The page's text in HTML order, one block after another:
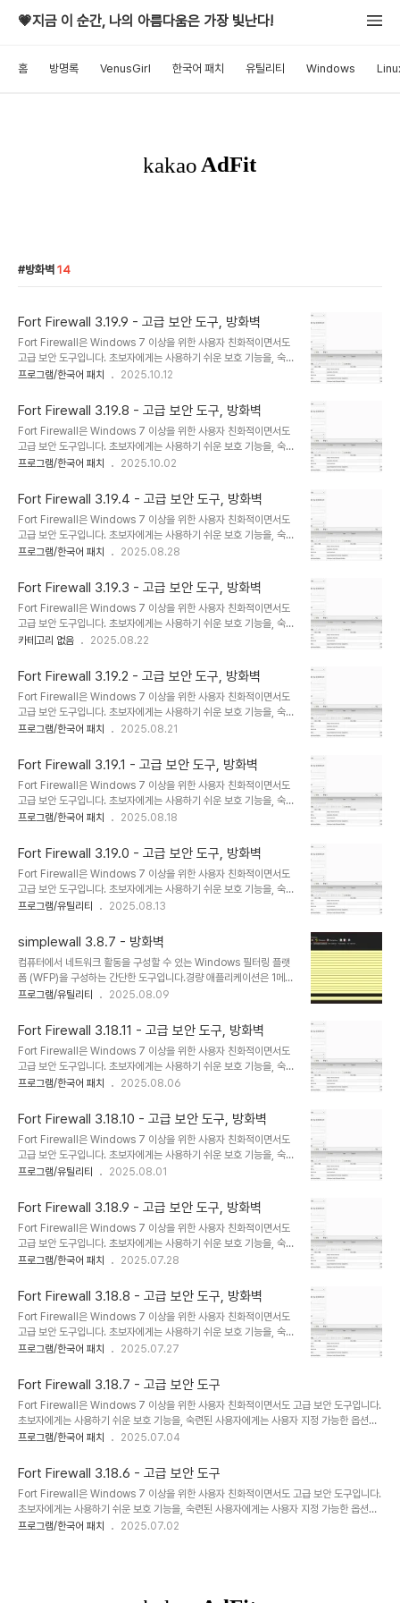
💗지금 이 순간, 나의 아름다움은 가장 빛난다!
홈 방명록 VenusGirl 한국어 패치 유틸리티 Windows
방화벽 14
Fort Firewall 3.19.9 - 고급 보안 도구, 방화벽
Fort Firewall은 Windows 7 이상을 위한 사용자 친화적이면서도
고급 보안 도구입니다. 초보자에게는 사용하기 쉬운 보호 기능을, 숙련
된 사용자에게는 사용자 지정 가능한 옵션을 제공합니다.Fort는
함을 모두 제공합니다.초보자를 위한 사용하기 쉬운 보호 기능과 숙련
된 사용자를 위한 사용자 지정 옵션을 제공합니다. Fort Firewall은
설치 후 “자동 학습” 모드로 작동합니다.자체 커널: WFP 기반의 자체
커널 드라이버를 사용하여 Fort Firewall은 네트워크 트래픽을 효율
적이고 안전하게 필터링하여 높은 성능과 안정성을 보장할 수 있습니
제..
프로그램/한국어 패치 2025.10.12
Fort Firewall 3.19.8 - 고급 보안 도구, 방화벽
Fort Firewall은 Windows 7 이상을 위한 사용자 친화적이면서도
고급 보안 도구입니다. 초보자에게는 사용하기 쉬운 보호 기능을, 숙련
된 사용자에게는 사용자 지정 가능한 옵션을 제공합니다.Fort는
함을 모두 제공합니다.초보자를 위한 사용하기 쉬운 보호 기능과 숙련
된 사용자를 위한 사용자 지정 옵션을 제공합니다. Fort Firewall은
설치 후 “자동 학습” 모드로 작동합니다.자체 커널: WFP 기반의 자체
커널 드라이버를 사용하여 Fort Firewall은 네트워크 트래픽을 효율
적이고 안전하게 필터링하여 높은 성능과 안정성을 보장할 수 있습니
제..
프로그램/한국어 패치 2025.10.02
Fort Firewall 3.19.4 - 고급 보안 도구, 방화벽
Fort Firewall은 Windows 7 이상을 위한 사용자 친화적이면서도
고급 보안 도구입니다. 초보자에게는 사용하기 쉬운 보호 기능을, 숙련
된 사용자에게는 사용자 지정 가능한 옵션을 제공합니다.Fort는
함을 모두 제공합니다.초보자를 위한 사용하기 쉬운 보호 기능과 숙련
된 사용자를 위한 사용자 지정 옵션을 제공합니다. Fort Firewall은
설치 후 “자동 학습” 모드로 작동합니다.자체 커널: WFP 기반의 자체
커널 드라이버를 사용하여 Fort Firewall은 네트워크 트래픽을 효율
적이고 안전하게 필터링하여 높은 성능과 안정성을 보장할 수 있습니
제..
프로그램/한국어 패치 2025.08.28
Fort Firewall 3.19.3 - 고급 보안 도구, 방화벽
Fort Firewall은 Windows 7 이상을 위한 사용자 친화적이면서도
고급 보안 도구입니다. 초보자에게는 사용하기 쉬운 보호 기능을, 숙련
된 사용자에게는 사용자 지정 가능한 옵션을 제공합니다.Fort는
함을 모두 제공합니다.초보자를 위한 사용하기 쉬운 보호 기능과 숙련
된 사용자를 위한 사용자 지정 옵션을 제공합니다. Fort Firewall은
설치 후 “자동 학습” 모드로 작동합니다.자체 커널: WFP 기반의 자체
커널 드라이버를 사용하여 Fort Firewall은 네트워크 트래픽을 효율
적이고 안전하게 필터링하여 높은 성능과 안정성을 보장할 수 있습니
제..
카테고리 없음 2025.08.22
Fort Firewall 3.19.2 - 고급 보안 도구, 방화벽
Fort Firewall은 Windows 7 이상을 위한 사용자 친화적이면서도
고급 보안 도구입니다. 초보자에게는 사용하기 쉬운 보호 기능을, 숙련
된 사용자에게는 사용자 지정 가능한 옵션을 제공합니다.Fort는
함을 모두 제공합니다.초보자를 위한 사용하기 쉬운 보호 기능과 숙련
된 사용자를 위한 사용자 지정 옵션을 제공합니다. Fort Firewall은
설치 후 “자동 학습” 모드로 작동합니다.자체 커널: WFP 기반의 자체
커널 드라이버를 사용하여 Fort Firewall은 네트워크 트래픽을 효율
적이고 안전하게 필터링하여 높은 성능과 안정성을 보장할 수 있습니
제..
프로그램/한국어 패치 2025.08.21
Fort Firewall 3.19.1 - 고급 보안 도구, 방화벽
Fort Firewall은 Windows 7 이상을 위한 사용자 친화적이면서도
고급 보안 도구입니다. 초보자에게는 사용하기 쉬운 보호 기능을, 숙련
된 사용자에게는 사용자 지정 가능한 옵션을 제공합니다.Fort는
함을 모두 제공합니다.초보자를 위한 사용하기 쉬운 보호 기능과 숙련
된 사용자를 위한 사용자 지정 옵션을 제공합니다. Fort Firewall은
설치 후 “자동 학습” 모드로 작동합니다.자체 커널: WFP 기반의 자체
커널 드라이버를 사용하여 Fort Firewall은 네트워크 트래픽을 효율
적이고 안전하게 필터링하여 높은 성능과 안정성을 보장할 수 있습니
제..
프로그램/한국어 패치 2025.08.18
Fort Firewall 3.19.0 - 고급 보안 도구, 방화벽
Fort Firewall은 Windows 7 이상을 위한 사용자 친화적이면서도
고급 보안 도구입니다. 초보자에게는 사용하기 쉬운 보호 기능을, 숙련
된 사용자에게는 사용자 지정 가능한 옵션을 제공합니다.Fort는
함을 모두 제공합니다.초보자를 위한 사용하기 쉬운 보호 기능과 숙련
된 사용자를 위한 사용자 지정 옵션을 제공합니다. Fort Firewall은
설치 후 “자동 학습” 모드로 작동합니다.자체 커널: WFP 기반의 자체
커널 드라이버를 사용하여 Fort Firewall은 네트워크 트래픽을 효율
적이고 안전하게 필터링하여 높은 성능과 안정성을 보장할 수 있습니
제..
프로그램/유틸리티 2025.08.13
simplewall 3.8.7 - 방화벽
컴퓨터에서 네트워크 활동을 구성할 수 있는 Windows 필터링 플랫
폼 (WFP)을 구성하는 간단한 도구입니다.경량 애플리케이션은 1메가
바이트 미만이며 Windows 7 SP1 및 그 이상의 운영 체제와 호환됩
바르게 작동하려면 관리자 권한이 필요합니다.특징:성가신 팝업 없이
간편한 인터페이스규칙 편집기 (나만의 규칙 만들기)내부 차단 목록
(Windows 스파이/텔레메트리 차단)알림이 포함된 패킷 정보를 삭
제하고 파일 기능에 로깅했습니다 (win7+)파일 기능에 로깅하는 패
킷 정보 허용(win8+)리눅스용 윈도우 서브시스템 (WSL) 지원
소스현지화 지원IPv6 지..
프로그램/유틸리티 2025.08.09
Fort Firewall 3.18.11 - 고급 보안 도구, 방화벽
Fort Firewall은 Windows 7 이상을 위한 사용자 친화적이면서도
고급 보안 도구입니다. 초보자에게는 사용하기 쉬운 보호 기능을, 숙련
된 사용자에게는 사용자 지정 가능한 옵션을 제공합니다.Fort는
함을 모두 제공합니다.초보자를 위한 사용하기 쉬운 보호 기능과 숙련
된 사용자를 위한 사용자 지정 옵션을 제공합니다. Fort Firewall은
설치 후 “자동 학습” 모드로 작동합니다.자체 커널: WFP 기반의 자체
커널 드라이버를 사용하여 Fort Firewall은 네트워크 트래픽을 효율
적이고 안전하게 필터링하여 높은 성능과 안정성을 보장할 수 있습니
제..
프로그램/한국어 패치 2025.08.06
Fort Firewall 3.18.10 - 고급 보안 도구, 방화벽
Fort Firewall은 Windows 7 이상을 위한 사용자 친화적이면서도
고급 보안 도구입니다. 초보자에게는 사용하기 쉬운 보호 기능을, 숙련
된 사용자에게는 사용자 지정 가능한 옵션을 제공합니다.Fort는
함을 모두 제공합니다.초보자를 위한 사용하기 쉬운 보호 기능과 숙련
된 사용자를 위한 사용자 지정 옵션을 제공합니다. Fort Firewall은
설치 후 “자동 학습” 모드로 작동합니다.자체 커널: WFP 기반의 자체
커널 드라이버를 사용하여 Fort Firewall은 네트워크 트래픽을 효율
적이고 안전하게 필터링하여 높은 성능과 안정성을 보장할 수 있습니
제..
프로그램/유틸리티 2025.08.01
Fort Firewall 3.18.9 - 고급 보안 도구, 방화벽
Fort Firewall은 Windows 7 이상을 위한 사용자 친화적이면서도
고급 보안 도구입니다. 초보자에게는 사용하기 쉬운 보호 기능을, 숙련
된 사용자에게는 사용자 지정 가능한 옵션을 제공합니다.Fort는
함을 모두 제공합니다.초보자를 위한 사용하기 쉬운 보호 기능과 숙련
된 사용자를 위한 사용자 지정 옵션을 제공합니다. Fort Firewall은
설치 후 “자동 학습” 모드로 작동합니다.자체 커널: WFP 기반의 자체
커널 드라이버를 사용하여 Fort Firewall은 네트워크 트래픽을 효율
적이고 안전하게 필터링하여 높은 성능과 안정성을 보장할 수 있습니
제..
프로그램/한국어 패치 2025.07.28
Fort Firewall 3.18.8 - 고급 보안 도구, 방화벽
Fort Firewall은 Windows 7 이상을 위한 사용자 친화적이면서도
고급 보안 도구입니다. 초보자에게는 사용하기 쉬운 보호 기능을, 숙련
된 사용자에게는 사용자 지정 가능한 옵션을 제공합니다.Fort는
함을 모두 제공합니다.초보자를 위한 사용하기 쉬운 보호 기능과 숙련
된 사용자를 위한 사용자 지정 옵션을 제공합니다. Fort Firewall은
설치 후 “자동 학습” 모드로 작동합니다.자체 커널: WFP 기반의 자체
커널 드라이버를 사용하여 Fort Firewall은 네트워크 트래픽을 효율
적이고 안전하게 필터링하여 높은 성능과 안정성을 보장할 수 있습니
제..
프로그램/한국어 패치 2025.07.27
Fort Firewall 3.18.7 - 고급 보안 도구
Fort Firewall은 Windows 7 이상을 위한 사용자 친화적이면서도 고급 보안 도구입니다.
초보자에게는 사용하기 쉬운 보호 기능을, 숙련된 사용자에게는 사용자 지정 가능한 옵션을
제공합니다.Fort는 Win7 이상 버전용으로 설계된 효과적인 방화벽으로, 단순함과 견고함
지정 옵션을 제공합니다. Fort Firewall은 설치 후 “자동 학습” 모드로 작동합니다.자체 커
널: WFP 기반의 자체 커널 드라이버를 사용하여 Fort Firewall은 네트워크 트래픽을 효율
적이고 안전하게 필터링하여 높은 성능과 안정성을 보장할 수 있습니다.이 접근 방식은 Fort
Firewall의 고급 기능을 위한 견고한 기반을 제..
프로그램/한국어 패치 2025.07.04
Fort Firewall 3.18.6 - 고급 보안 도구
Fort Firewall은 Windows 7 이상을 위한 사용자 친화적이면서도 고급 보안 도구입니다.
초보자에게는 사용하기 쉬운 보호 기능을, 숙련된 사용자에게는 사용자 지정 가능한 옵션을
제공합니다.Fort는 Win7 이상 버전용으로 설계된 효과적인 방화벽으로, 단순함과 견고함
Firewall의 고급 기능을 위한 견고한 기반을 제..
프로그램/한국어 패치 2025.07.02